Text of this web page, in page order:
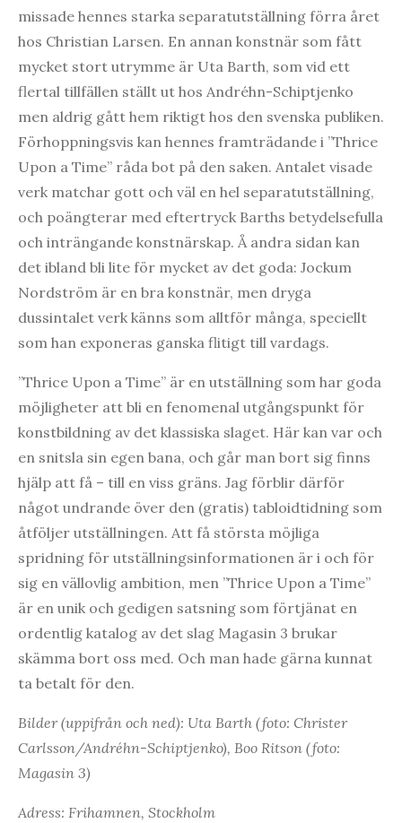
missade hennes starka separatutställning förra året
hos Christian Larsen. En annan konstnär som fått
mycket stort utrymme är Uta Barth, som vid ett
flertal tillfällen ställt ut hos Andréhn-Schiptjenko
men aldrig gått hem riktigt hos den svenska publiken.
Förhoppningsvis kan hennes framträdande i ”Thrice
Upon a Time” råda bot på den saken. Antalet visade
verk matchar gott och väl en hel separatutställning,
och poängterar med eftertryck Barths betydelsefulla
och inträngande konstnärskap. Å andra sidan kan
det ibland bli lite för mycket av det goda: Jockum
Nordström är en bra konstnär, men dryga
dussintalet verk känns som alltför många, speciellt
som han exponeras ganska flitigt till vardags.
”Thrice Upon a Time” är en utställning som har goda
möjligheter att bli en fenomenal utgångspunkt för
konstbildning av det klassiska slaget. Här kan var och
en snitsla sin egen bana, och går man bort sig finns
hjälp att få – till en viss gräns. Jag förblir därför
något undrande över den (gratis) tabloidtidning som
åtföljer utställningen. Att få största möjliga
spridning för utställningsinformationen är i och för
sig en vällovlig ambition, men ”Thrice Upon a Time”
är en unik och gedigen satsning som förtjänat en
ordentlig katalog av det slag Magasin 3 brukar
skämma bort oss med. Och man hade gärna kunnat
ta betalt för den.
Bilder (uppifrån och ned): Uta Barth (foto: Christer
Carlsson/Andréhn-Schiptjenko), Boo Ritson (foto:
Magasin 3)
Adress: Frihamnen, Stockholm